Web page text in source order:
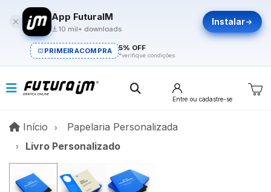
App FuturaIM
10 mil+ downloads
Instalar
PRIMEIRACOMPRA 5% OFF
*verifique condições
Entre ou cadastre-se
Início InícioPapelaria Personalizada
Livro Personalizado